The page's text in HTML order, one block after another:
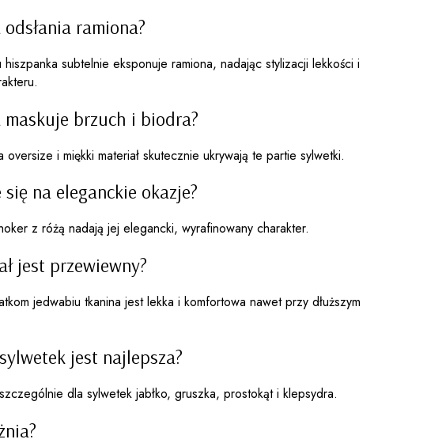
ramiona?
hiszpanka subtelnie eksponuje ramiona, nadając stylizacji lekkości i
maskuje brzuch i biodra?
oversize i miękki materiał skutecznie ukrywają te partie sylwetki.
się na eleganckie okazje?
z różą nadają jej elegancki, wyrafinowany charakter.
jest przewiewny?
jedwabiu tkanina jest lekka i komfortowa nawet przy dłuższym
jest najlepsza?
dla sylwetek jabłko, gruszka, prostokąt i klepsydra.